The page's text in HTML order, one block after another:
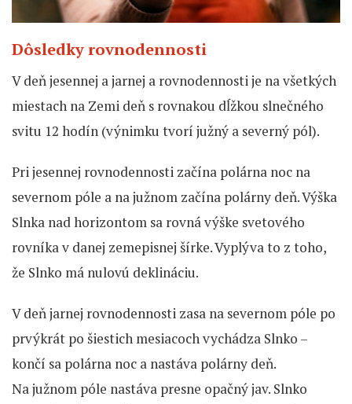
Dôsledky rovnodennosti
V deň jesennej a jarnej a rovnodennosti je na všetkých
miestach na Zemi deň s rovnakou dĺžkou slnečného
svitu 12 hodín (výnimku tvorí južný a severný pól).
Pri jesennej rovnodennosti začína polárna noc na
severnom póle a na južnom začína polárny deň. Výška
Slnka nad horizontom sa rovná výške svetového
rovníka v danej zemepisnej šírke. Vyplýva to z toho,
že Slnko má nulovú deklináciu.
V deň jarnej rovnodennosti zasa na severnom póle po
prvýkrát po šiestich mesiacoch vychádza Slnko –
končí sa polárna noc a nastáva polárny deň.
Na južnom póle nastáva presne opačný jav. Slnko